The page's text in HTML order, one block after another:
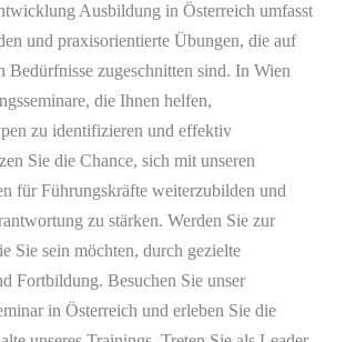
Ausbildung in Österreich umfasst
und praxisorientierte Übungen, die auf
Bedürfnisse zugeschnitten sind. In Wien
die Ihnen helfen,
zu identifizieren und effektiv
Sie die Chance, sich mit unseren
für Führungskräfte weiterzubilden und
zu stärken. Werden Sie zur
Sie sein möchten, durch gezielte
Fortbildung. Besuchen Sie unser
in Österreich und erleben Sie die